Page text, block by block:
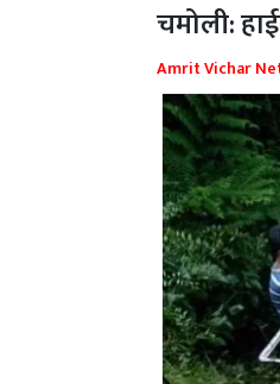
चमोली:
Amrit Vichar